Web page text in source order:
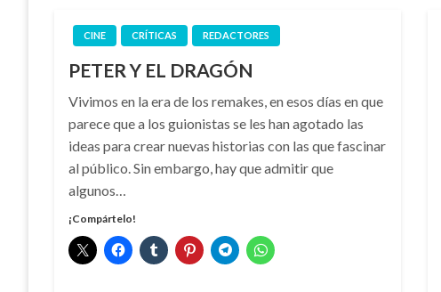
CINE CRÍTICAS REDACTORES
PETER Y EL DRAGÓN
Vivimos en la era de los remakes, en esos días en que
parece que a los guionistas se les han agotado las
ideas para crear nuevas historias con las que fascinar
al público. Sin embargo, hay que admitir que
algunos…
¡Compártelo!